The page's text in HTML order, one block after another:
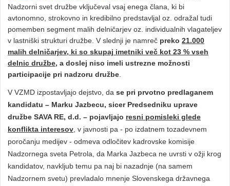
Nadzorni svet družbe vključeval vsaj enega člana, ki bi
avtonomno, strokovno in kredibilno predstavljal oz. odražal tudi
pomemben segment malih delničarjev oz. individualnih vlagateljev
v lastniški strukturi družbe. V slednji je namreč preko 21.000
malih delničarjev, ki so skupaj imetniki več kot 23 % vseh
delnic družbe, a doslej niso imeli ustrezne možnosti
participacije pri nadzoru družbe
V VZMD izpostavljajo dejstvo, da se pri prvotno predlaganem
kandidatu – Marku Jazbecu, sicer Predsedniku uprave
družbe SAVA RE, d.d. – pojavljajo resni pomisleki glede
konflikta interesov , v javnosti pa - po izdatnem tozadevnem
poročanju medijev - odmeva odločitev kadrovske komisije
Nadzornega sveta Petrola, da Marka Jazbeca ne uvrsti v ožji krog
kandidatov, navkljub temu pa naj bi nazadnje (na samem
Nadzornem svetu) prevladalo mnenje Slovenskega državnega